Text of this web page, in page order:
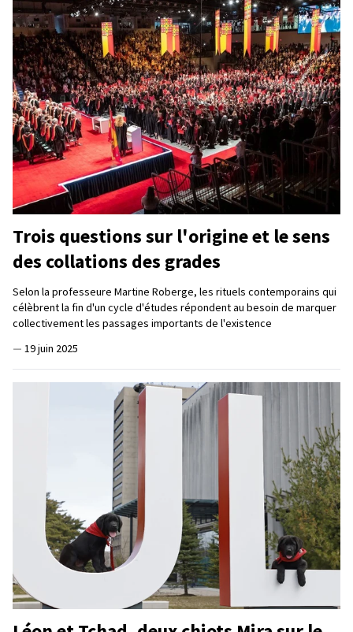
Trois questions sur l'origine et le sens
des collations des grades
Selon la professeure Martine Roberge, les rituels contemporains qui
célèbrent la fin d'un cycle d'études répondent au besoin de marquer
collectivement les passages importants de l'existence
— 19 juin 2025